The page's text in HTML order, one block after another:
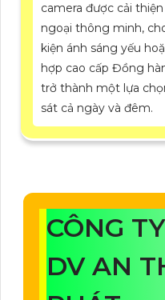
camera được cải
ngoại thông minh,
kiện ánh sáng yếu
hợp cao cấp Đồng
trở thành một lựa
sát cả ngày và đêm.
CÔNG
DV AN